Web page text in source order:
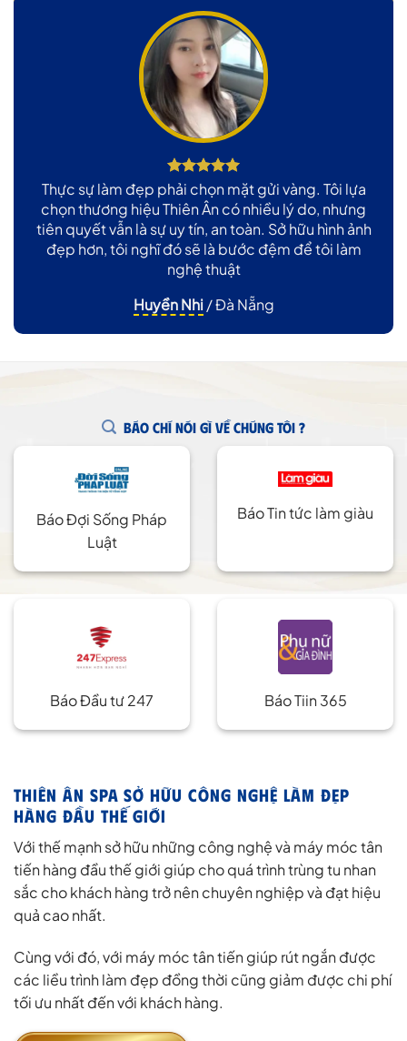
Thực sự làm đẹp phải chọn mặt gửi vàng. Tôi lựa
chọn thương hiệu Thiên Ân có nhiều lý do, nhưng
tiên quyết vẫn là sự uy tín, an toàn. Sở hữu hình ảnh
đẹp hơn, tôi nghĩ đó sẽ là bước đệm để tôi làm
nghệ thuật
Huyền Nhi /Đà Nẵng
THIÊN ÂN SPA SỞ HỮU CÔNG NGHỆ LÀM ĐẸP
HÀNG ĐẦU THẾ GIỚI
Với thế mạnh sở hữu những công nghệ và máy móc tân
tiến hàng đầu thế giới giúp cho quá trình trùng tu nhan
sắc cho khách hàng trở nên chuyên nghiệp và đạt hiệu
quả cao nhất.
Cùng với đó, với máy móc tân tiến giúp rút ngắn được
các liều trình làm đẹp đồng thời cũng giảm được chi phí
tối ưu nhất đến với khách hàng.
BÁO CHÍ NÓI GÌ VỀ CHÚNG TÔI ?
Báo Đợi Sống Pháp
Luật
Báo Tin tức làm giàu
Báo Đầu tư 247 Báo Tiin 365